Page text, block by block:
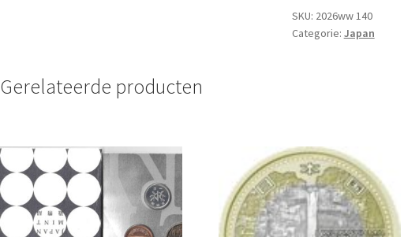
UNC
aantal
SKU: 2026ww 140
Categorie: Japan
Gerelateerde producten